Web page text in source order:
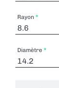
Rayon
Diamètre